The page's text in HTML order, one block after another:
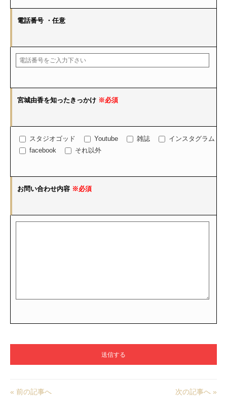
電話番号 ・任意
宮城由香を知ったきっかけ ※必須
スタジオゴッド Youtube 雑誌
インスタグラム
facebook
それ以外
お問い合わせ内容 ※必須
« 前の記事へ 次の記事へ »